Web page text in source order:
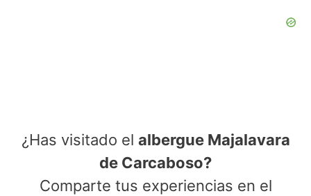
¿Has visitado el albergue Majalavara
de Carcaboso?
Comparte tus experiencias en el